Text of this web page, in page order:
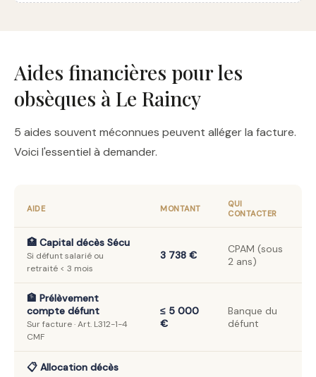
Aides financières pour les
obsèques à Le Raincy
5 aides souvent méconnues peuvent alléger la facture.
Voici l'essentiel à demander.
AIDE MONTANT
QUI
CONTACTER
🏥 Capital décès Sécu
Si défunt salarié ou
retraité < 3 mois
3 738 €
CPAM (sous
2 ans)
🏦 Prélèvement
compte défunt
Sur facture · Art. L312-1-4
CMF
≤ 5 000
€
Banque du
défunt
📋 Allocation décès